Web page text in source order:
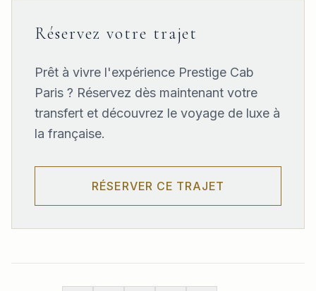
Réservez votre trajet
Prêt à vivre l'expérience Prestige Cab
Paris ? Réservez dès maintenant votre
transfert et découvrez le voyage de luxe à
la française.
RÉSERVER CE TRAJET